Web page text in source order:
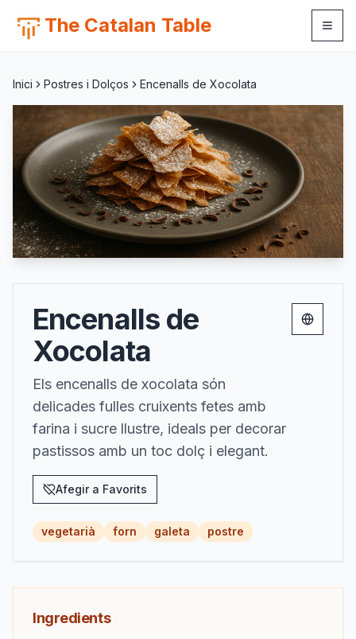
The Catalan Table
Inici Postres i Dolços Encenalls de Xocolata
Encenalls de
Xocolata
Els encenalls de xocolata són
delicades fulles cruixents fetes amb
farina i sucre llustre, ideals per decorar
pastissos amb un toc dolç i elegant.
Afegir a Favorits
Change
vegetarià forn galeta postre
Ingredients